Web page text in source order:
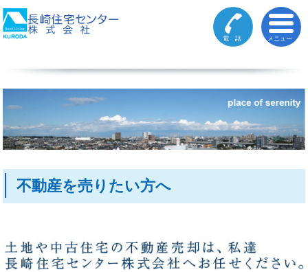
電 話 メニュー
不動産を売りたい方へ